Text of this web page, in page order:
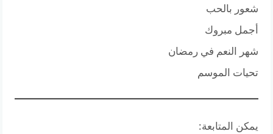
شعور بالحب
أجمل مبروك
شهر النعم في رمضان
تحيات الموسم
يمكن المتابعة: